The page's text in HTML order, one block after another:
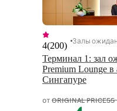
Терминал 1: зал
Premium Lounge в
Сингапуре
4(200) Залы
отORIGINAL PRICE55